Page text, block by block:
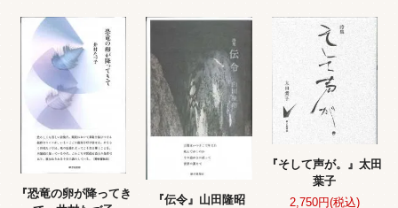
『恐竜の卵が降ってき
『伝令』山田隆昭
『そして声が。』太田
葉子
2,750円(税込)